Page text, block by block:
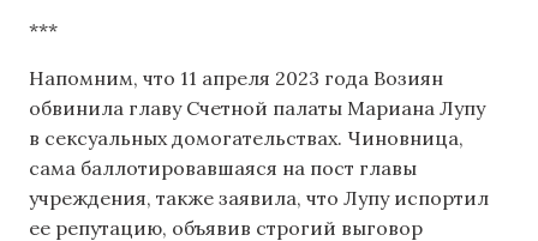
***
Напомним, что 11 апреля 2023 года Возиян
обвинила главу Счетной палаты Мариана Лупу
в сексуальных домогательствах. Чиновница,
сама баллотировавшаяся на пост главы
учреждения, также заявила, что Лупу испортил
ее репутацию, объявив строгий выговор